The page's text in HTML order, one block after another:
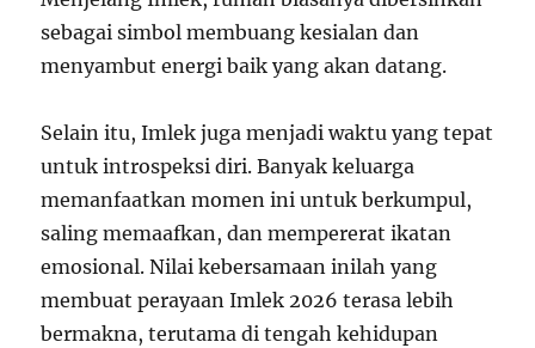
sebagai simbol membuang kesialan dan
menyambut energi baik yang akan datang.
Selain itu, Imlek juga menjadi waktu yang tepat
untuk introspeksi diri. Banyak keluarga
memanfaatkan momen ini untuk berkumpul,
saling memaafkan, dan mempererat ikatan
emosional. Nilai kebersamaan inilah yang
membuat perayaan Imlek 2026 terasa lebih
bermakna, terutama di tengah kehidupan